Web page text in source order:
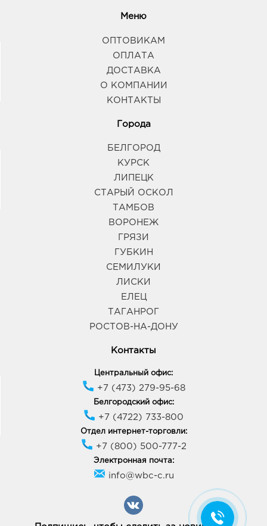
Меню
ОПТОВИКАМ
ОПЛАТА
ДОСТАВКА
О КОМПАНИИ
КОНТАКТЫ
Города
БЕЛГОРОД
КУРСК
ЛИПЕЦК
СТАРЫЙ ОСКОЛ
ТАМБОВ
ВОРОНЕЖ
ГРЯЗИ
ГУБКИН
СЕМИЛУКИ
ЛИСКИ
ЕЛЕЦ
ТАГАНРОГ
РОСТОВ-НА-ДОНУ
Контакты
Центральный офис:
+7 (473) 279-95-68
Белгородский офис:
+7 (4722) 733-800
Отдел интернет-торговли:
+7 (800) 500-777-2
Электронная почта:
info@wbc-c.ru